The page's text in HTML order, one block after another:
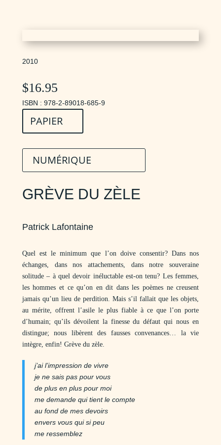
2010
$16.95
ISBN : 978-2-89018-685-9
PAPIER
NUMÉRIQUE
GRÈVE DU ZÈLE
Patrick Lafontaine
Quel est le minimum que l’on doive consentir? Dans nos
échanges, dans nos attachements, dans notre souveraine
solitude – à quel devoir inéluctable est-on tenu? Les femmes,
les hommes et ce qu’on en dit dans les poèmes ne creusent
jamais qu’un lieu de perdition. Mais s’il fallait que les objets,
au mérite, offrent l’asile le plus fiable à ce que l’on porte
d’humain; qu’ils dévoilent la finesse du défaut qui nous en
distingue; nous libèrent des fausses convenances… la vie
intègre, enfin! Grève du zèle.
j’ai l’impression de vivre
je ne sais pas pour vous
de plus en plus pour moi
me demande qui tient le compte
au fond de mes devoirs
envers vous qui si peu
me ressemblez